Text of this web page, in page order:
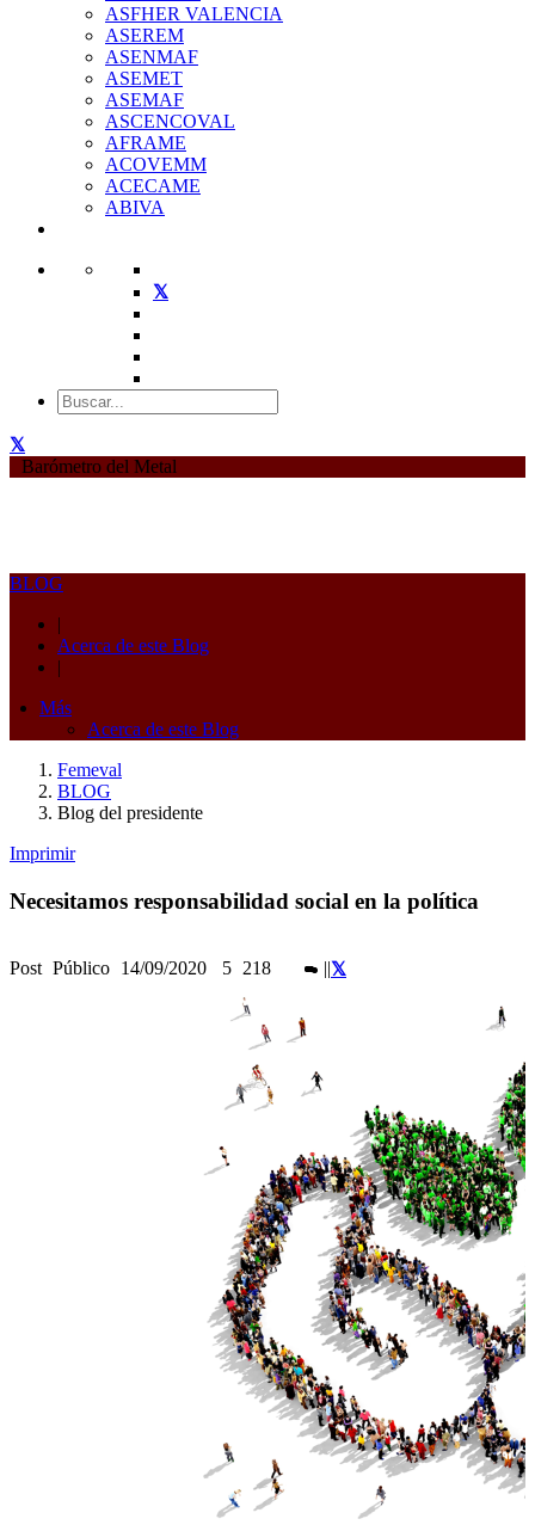
ASFHER VALENCIA
ASEREM
ASENMAF
ASEMET
ASEMAF
ASCENCOVAL
AFRAME
ACOVEMM
ACECAME
ABIVA
Barómetro del Metal
BLOG
|
Acerca de este Blog
|
Más
Acerca de este Blog
Femeval
BLOG
Blog del presidente
Imprimir
Necesitamos responsabilidad social en la política
Post Público 14/09/2020 5 218 ||